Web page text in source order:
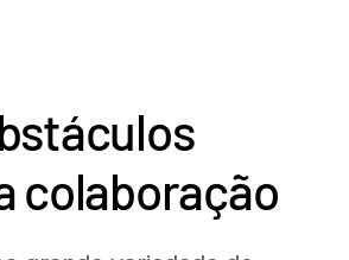
colaboração